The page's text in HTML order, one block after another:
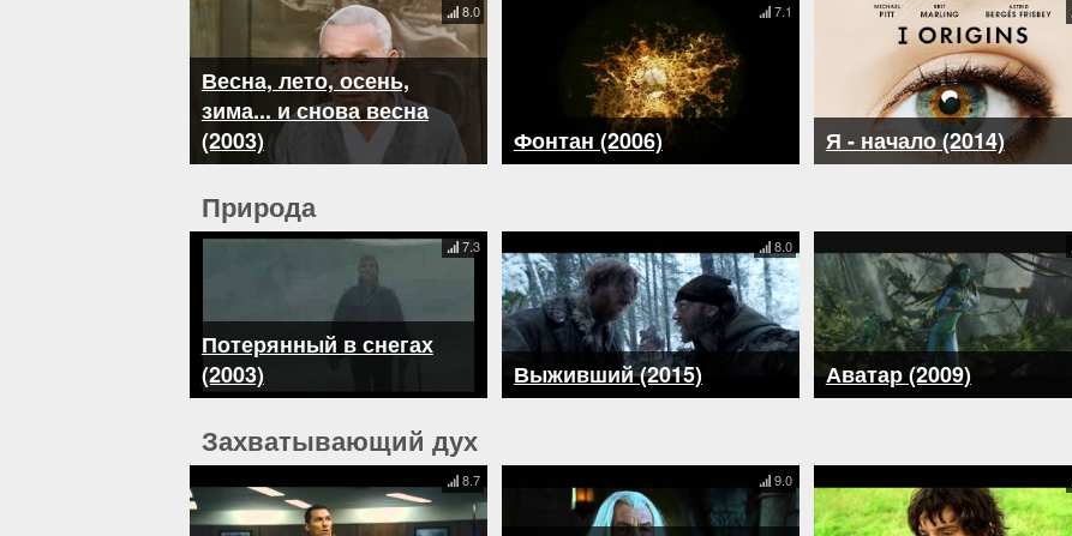
Весна, лето, осень,
зима... и снова весна
(2003)
8.0
Фонтан (2006)
7.1
Я - начало (2014)
Природа
Потерянный в снегах
(2003)
7.3
Выживший (2015)
8.0
Аватар (2009)
Захватывающий дух
8.7 9.0